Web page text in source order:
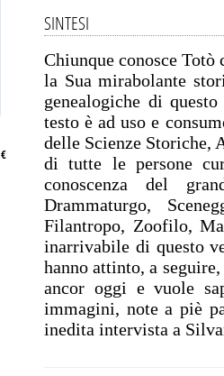
SINTESI
Chiunque conosce Totò
la Sua mirabolante
genealogiche di
testo è ad uso e
delle Scienze Storiche,
di tutte le persone
conoscenza del
Drammaturgo,
Filantropo, Zoofilo,
inarrivabile di questo
hanno attinto, a
ancor oggi e vuole
immagini, note a piè
inedita intervista a